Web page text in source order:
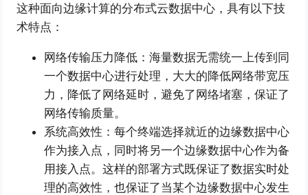
这种面向边缘计算的分布式云数据中心，具有以下技
术特点：
网络传输压力降低：海量数据无需统一上传到同
一个数据中心进行处理，大大的降低网络带宽压
力，降低了网络延时，避免了网络堵塞，保证了
网络传输质量。
系统高效性：每个终端选择就近的边缘数据中心
作为接入点，同时将另一个边缘数据中心作为备
用接入点。这样的部署方式既保证了数据实时处
理的高效性，也保证了当某个边缘数据中心发生